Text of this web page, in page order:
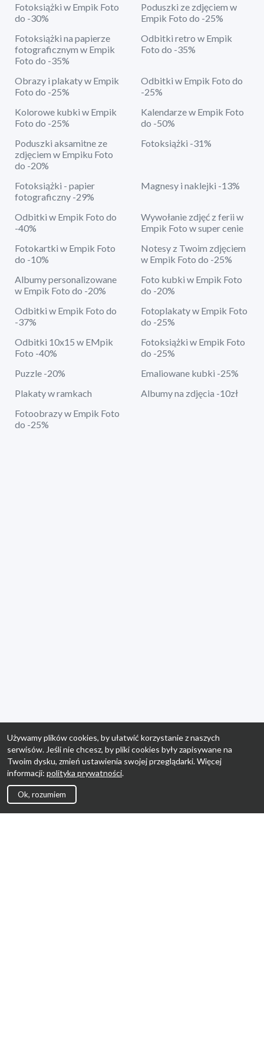
Fotoksiążki w Empik Foto
do -30%
Poduszki ze zdjęciem w
Empik Foto do -25%
Fotoksiążki na papierze
fotograficznym w Empik
Foto do -35%
Odbitki retro w Empik
Foto do -35%
Obrazy i plakaty w Empik
Foto do -25%
Odbitki w Empik Foto do
-25%
Kolorowe kubki w Empik
Foto do -25%
Kalendarze w Empik Foto
do -50%
Poduszki aksamitne ze
zdjęciem w Empiku Foto
do -20%
Fotoksiążki -31%
Fotoksiążki - papier
fotograficzny -29%
Magnesy i naklejki -13%
Odbitki w Empik Foto do
-40%
Wywołanie zdjęć z ferii w
Empik Foto w super cenie
Fotokartki w Empik Foto
do -10%
Notesy z Twoim zdjęciem
w Empik Foto do -25%
Albumy personalizowane
w Empik Foto do -20%
Foto kubki w Empik Foto
do -20%
Odbitki w Empik Foto do
-37%
Fotoplakaty w Empik Foto
do -25%
Odbitki 10x15 w EMpik
Foto -40%
Fotoksiążki w Empik Foto
do -25%
Puzzle -20%
Emaliowane kubki -25%
Plakaty w ramkach
Albumy na zdjęcia -10zł
Fotoobrazy w Empik Foto
do -25%
Używamy plików cookies, by ułatwić korzystanie z naszych
serwisów. Jeśli nie chcesz, by pliki cookies były zapisywane na
Twoim dysku, zmień ustawienia swojej przeglądarki. Więcej
informacji: polityka prywatności.
Ok, rozumiem